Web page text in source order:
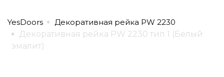
YesDoors
Декоративная рейка PW 2230
Декоративная рейка PW 2230 тип 1 (Белый
эмалит)